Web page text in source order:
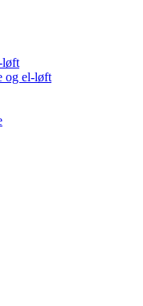
løft
og el-løft